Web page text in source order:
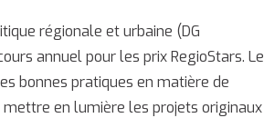
régionale et urbaine (DG
annuel pour les prix RegioStars. Le
bonnes pratiques en matière de
en lumière les projets originaux